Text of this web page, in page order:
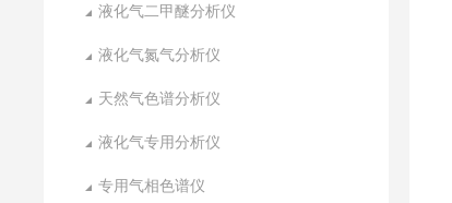
液化气二甲醚分析仪
液化气氮气分析仪
天然气色谱分析仪
液化气专用分析仪
专用气相色谱仪